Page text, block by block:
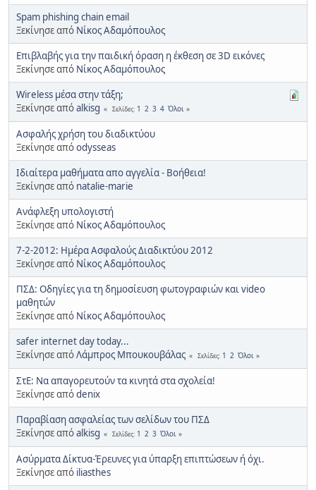
Spam phishing chain email
Ξεκίνησε από Νίκος Αδαμόπουλος
Επιβλαβής για την παιδική όραση η έκθεση σε 3D εικόνες
Ξεκίνησε από Νίκος Αδαμόπουλος
Wireless μέσα στην τάξη;
Ξεκίνησε απόalkisg Σελίδες 1 2 3 4 Όλοι
Ασφαλής χρήση του διαδικτύου
Ξεκίνησε απόodysseas
Ιδιαίτερα μαθήματα απο αγγελία - Βοήθεια!
Ξεκίνησε από natalie-marie
Ανάφλεξη υπολογιστή
Ξεκίνησε από Νίκος Αδαμόπουλος
7-2-2012: Ημέρα Ασφαλούς Διαδικτύου 2012
Ξεκίνησε από Νίκος Αδαμόπουλος
ΠΣΔ: Οδηγίες για τη δημοσίευση φωτογραφιών και video
μαθητών
Ξεκίνησε από Νίκος Αδαμόπουλος
safer internet day today...
Ξεκίνησε απόΛάμπρος Μπουκουβάλας Σελίδες 1 2 Όλοι
ΣτΕ: Να απαγορευτούν τα κινητά στα σχολεία!
Ξεκίνησε απόdenix
Παραβίαση ασφαλείας των σελίδων του ΠΣΔ
Ξεκίνησε απόalkisg Σελίδες 1 2 3 Όλοι
Ασύρματα Δίκτυα-Έρευνες για ύπαρξη επιπτώσεων ή όχι.
Ξεκίνησε από iliasthes